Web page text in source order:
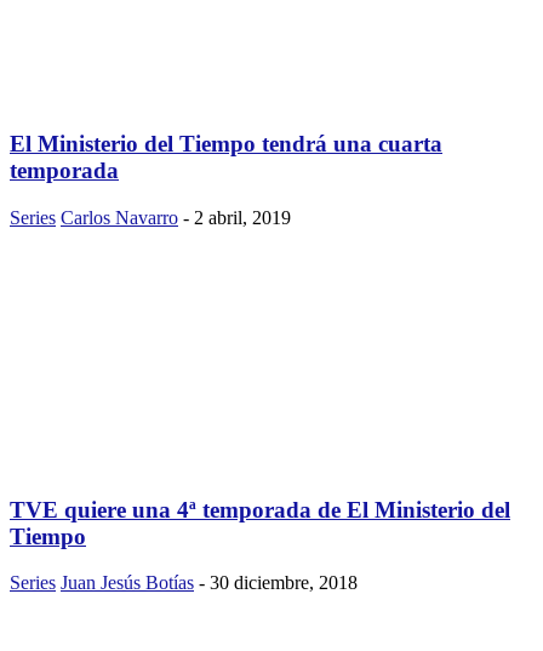
El Ministerio del Tiempo tendrá una cuarta
temporada
Series Carlos Navarro - 2 abril, 2019
TVE quiere una 4ª temporada de El Ministerio del
Tiempo
Series Juan Jesús Botías - 30 diciembre, 2018